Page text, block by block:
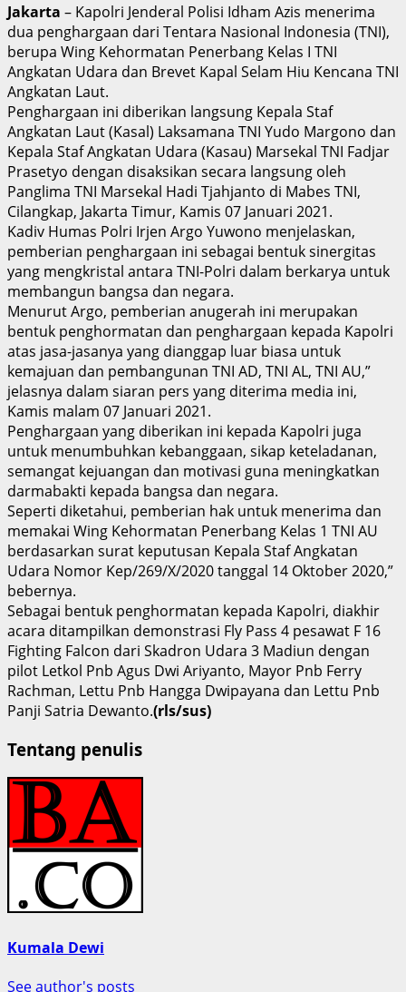
Jakarta – Kapolri Jenderal Polisi Idham Azis menerima
dua penghargaan dari Tentara Nasional Indonesia (TNI),
berupa Wing Kehormatan Penerbang Kelas I TNI
Angkatan Udara dan Brevet Kapal Selam Hiu Kencana TNI
Angkatan Laut.
Penghargaan ini diberikan langsung Kepala Staf
Angkatan Laut (Kasal) Laksamana TNI Yudo Margono dan
Kepala Staf Angkatan Udara (Kasau) Marsekal TNI Fadjar
Prasetyo dengan disaksikan secara langsung oleh
Panglima TNI Marsekal Hadi Tjahjanto di Mabes TNI,
Cilangkap, Jakarta Timur, Kamis 07 Januari 2021.
Kadiv Humas Polri Irjen Argo Yuwono menjelaskan,
pemberian penghargaan ini sebagai bentuk sinergitas
yang mengkristal antara TNI-Polri dalam berkarya untuk
membangun bangsa dan negara.
Menurut Argo, pemberian anugerah ini merupakan
bentuk penghormatan dan penghargaan kepada Kapolri
atas jasa-jasanya yang dianggap luar biasa untuk
kemajuan dan pembangunan TNI AD, TNI AL, TNI AU,”
jelasnya dalam siaran pers yang diterima media ini,
Kamis malam 07 Januari 2021.
Penghargaan yang diberikan ini kepada Kapolri juga
untuk menumbuhkan kebanggaan, sikap keteladanan,
semangat kejuangan dan motivasi guna meningkatkan
darmabakti kepada bangsa dan negara.
Seperti diketahui, pemberian hak untuk menerima dan
memakai Wing Kehormatan Penerbang Kelas 1 TNI AU
berdasarkan surat keputusan Kepala Staf Angkatan
Udara Nomor Kep/269/X/2020 tanggal 14 Oktober 2020,”
bebernya.
Sebagai bentuk penghormatan kepada Kapolri, diakhir
acara ditampilkan demonstrasi Fly Pass 4 pesawat F 16
Fighting Falcon dari Skadron Udara 3 Madiun dengan
pilot Letkol Pnb Agus Dwi Ariyanto, Mayor Pnb Ferry
Rachman, Lettu Pnb Hangga Dwipayana dan Lettu Pnb
Panji Satria Dewanto.(rls/sus)
Tentang penulis
Kumala Dewi
See author's posts